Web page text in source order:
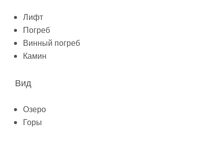
Лифт
Погреб
Винный погреб
Камин
Вид
Озеро
Горы